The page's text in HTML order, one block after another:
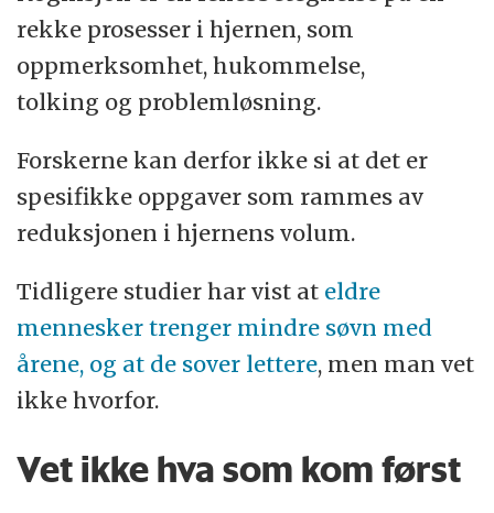
rekke prosesser i hjernen, som
oppmerksomhet, hukommelse,
tolking og problemløsning.
Forskerne kan derfor ikke si at det er
spesifikke oppgaver som rammes av
reduksjonen i hjernens volum.
Tidligere studier har vist at eldre
mennesker trenger mindre søvn med
årene, og at de sover lettere, men man vet
ikke hvorfor.
Vet ikke hva som kom først